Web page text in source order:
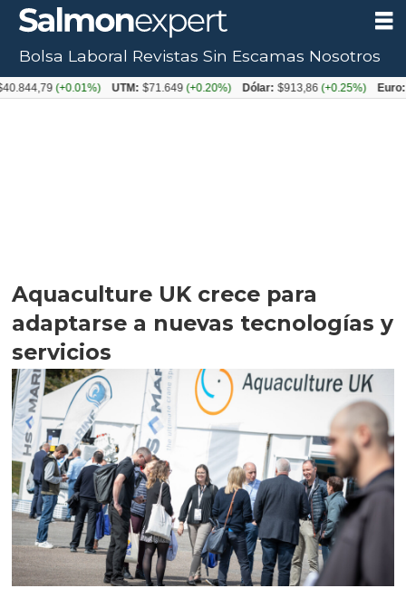
Aquaculture UK crece para
adaptarse a nuevas tecnologías y
servicios
Bolsa Laboral Revistas Sin Escamas Nosotros
(+0.01%) UTM: $71.649(+0.20%) Dólar: $913,86(+0.25%) Euro: